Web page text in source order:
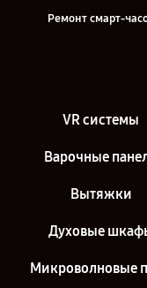
Ремонт смарт-
VR системы
Варочные
Вытяжки
Духовые
Микроволновые